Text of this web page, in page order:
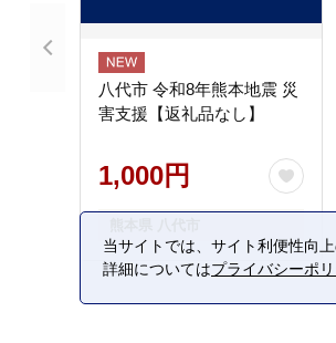
八代市 令和8年熊本地震 災
害支援【返礼品なし】
1,000円
当サイトでは、サイト利便性向
詳細についてはプライバシーポ